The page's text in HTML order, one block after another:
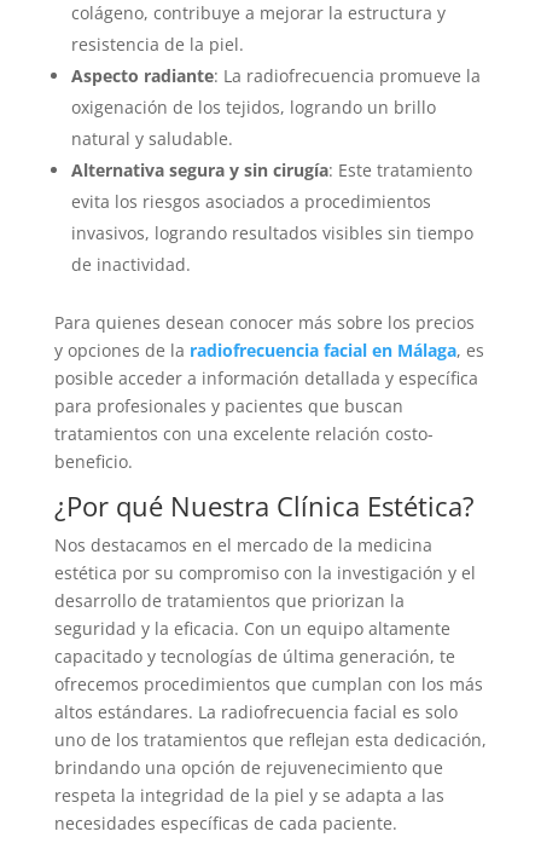
colágeno, contribuye a mejorar la estructura y
resistencia de la piel.
Aspecto radiante: La radiofrecuencia promueve la
oxigenación de los tejidos, logrando un brillo
natural y saludable.
Alternativa segura y sin cirugía: Este tratamiento
evita los riesgos asociados a procedimientos
invasivos, logrando resultados visibles sin tiempo
de inactividad.
Para quienes desean conocer más sobre los precios
y opciones de la radiofrecuencia facial en Málaga, es
posible acceder a información detallada y específica
para profesionales y pacientes que buscan
tratamientos con una excelente relación costo-
beneficio.
¿Por qué Nuestra Clínica Estética?
Nos destacamos en el mercado de la medicina
estética por su compromiso con la investigación y el
desarrollo de tratamientos que priorizan la
seguridad y la eficacia. Con un equipo altamente
capacitado y tecnologías de última generación, te
ofrecemos procedimientos que cumplan con los más
altos estándares. La radiofrecuencia facial es solo
uno de los tratamientos que reflejan esta dedicación,
brindando una opción de rejuvenecimiento que
respeta la integridad de la piel y se adapta a las
necesidades específicas de cada paciente.